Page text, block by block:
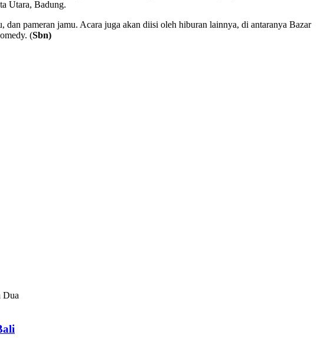
Utara, Badung.
pameran jamu. Acara juga akan diisi oleh hiburan lainnya, di antaranya Bazar
(Sbn)
Dua